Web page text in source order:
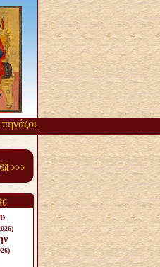
την αργοπορία αυτή. Όσιος